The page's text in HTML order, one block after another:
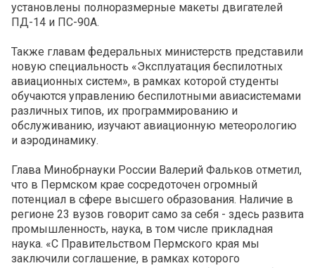
установлены полноразмерные макеты двигателей
ПД-14 и ПС-90А.
Также главам федеральных министерств представили
новую специальность «Эксплуатация беспилотных
авиационных систем», в рамках которой студенты
обучаются управлению беспилотными авиасистемами
различных типов, их программированию и
обслуживанию, изучают авиационную метеорологию
и аэродинамику.
Глава Минобрнауки России Валерий Фальков отметил,
что в Пермском крае сосредоточен огромный
потенциал в сфере высшего образования. Наличие в
регионе 23 вузов говорит само за себя - здесь развита
промышленность, наука, в том числе прикладная
наука. «С Правительством Пермского края мы
заключили соглашение, в рамках которого